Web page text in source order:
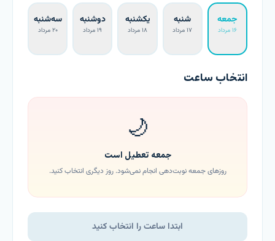
جمعه
۱۶ مرداد
شنبه
۱۷ مرداد
یکشنبه
۱۸ مرداد
دوشنبه
۱۹ مرداد
سه‌شنبه
۲۰ مرداد
انتخاب ساعت
🌙
جمعه تعطیل است
روزهای جمعه نوبت‌دهی انجام نمی‌شود. روز دیگری انتخاب کنید.
ابتدا ساعت را انتخاب کنید